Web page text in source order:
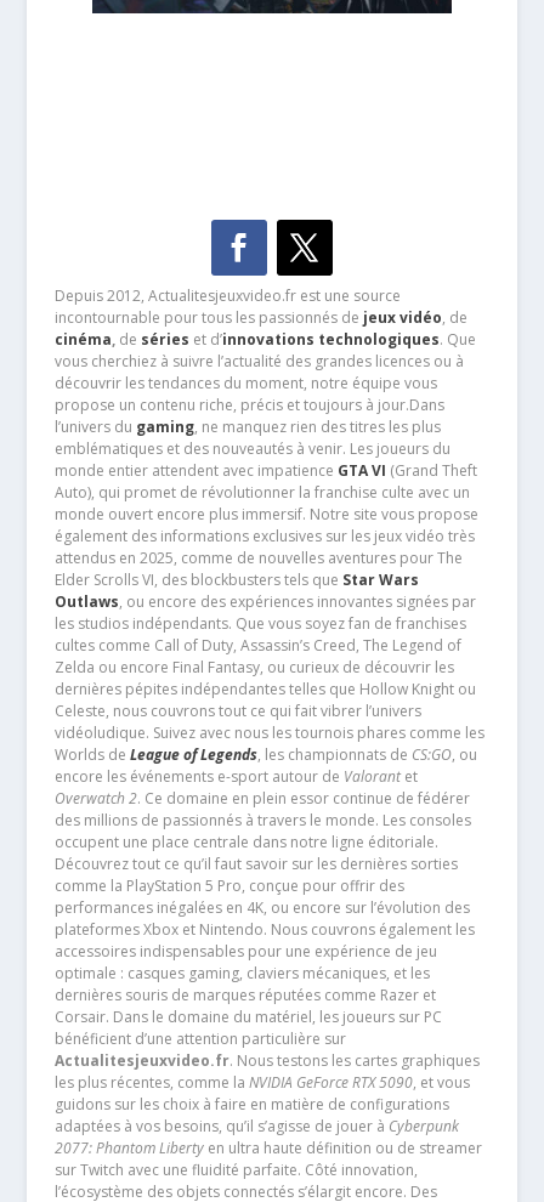
Depuis 2012, Actualitesjeuxvideo.fr est une source
incontournable pour tous les passionnés de jeux vidéo, de
cinéma,de séries et d’innovations technologiques. Que
vous cherchiez à suivre l’actualité des grandes licences ou à
découvrir les tendances du moment, notre équipe vous
propose un contenu riche, précis et toujours à jour.Dans
l’univers du gaming, ne manquez rien des titres les plus
emblématiques et des nouveautés à venir. Les joueurs du
monde entier attendent avec impatience GTA VI (Grand Theft
Auto), qui promet de révolutionner la franchise culte avec un
monde ouvert encore plus immersif. Notre site vous propose
également des informations exclusives sur les jeux vidéo très
attendus en 2025, comme de nouvelles aventures pour The
Elder Scrolls VI, des blockbusters tels que Star Wars
Outlaws, ou encore des expériences innovantes signées par
les studios indépendants. Que vous soyez fan de franchises
cultes comme Call of Duty, Assassin’s Creed, The Legend of
Zelda ou encore Final Fantasy, ou curieux de découvrir les
dernières pépites indépendantes telles que Hollow Knight ou
Celeste, nous couvrons tout ce qui fait vibrer l’univers
vidéoludique. Suivez avec nous les tournois phares comme les
Worlds de League of Legends, les championnats de CS:GO, ou
encore les événements e-sport autour de Valorantet
Overwatch 2. Ce domaine en plein essor continue de fédérer
des millions de passionnés à travers le monde. Les consoles
occupent une place centrale dans notre ligne éditoriale.
Découvrez tout ce qu’il faut savoir sur les dernières sorties
comme la PlayStation 5 Pro, conçue pour offrir des
performances inégalées en 4K, ou encore sur l’évolution des
plateformes Xbox et Nintendo. Nous couvrons également les
accessoires indispensables pour une expérience de jeu
optimale : casques gaming, claviers mécaniques, et les
dernières souris de marques réputées comme Razer et
Corsair. Dans le domaine du matériel, les joueurs sur PC
bénéficient d’une attention particulière sur
Actualitesjeuxvideo.fr. Nous testons les cartes graphiques
les plus récentes, comme la NVIDIA GeForce RTX 5090, et vous
guidons sur les choix à faire en matière de configurations
adaptées à vos besoins, qu’il s’agisse de jouer à Cyberpunk
2077: Phantom Libertyen ultra haute définition ou de streamer
sur Twitch avec une fluidité parfaite. Côté innovation,
l’écosystème des objets connectés s’élargit encore. Des